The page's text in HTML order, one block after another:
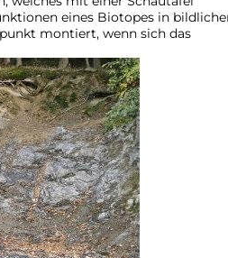
eines Biotopes in
montiert, wenn sich das